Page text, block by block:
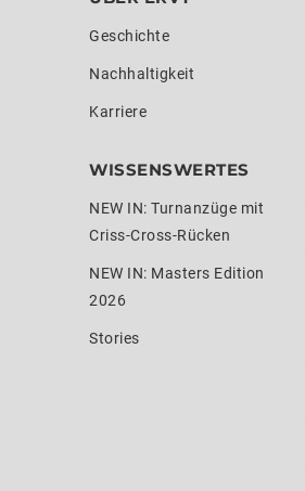
Geschichte
Nachhaltigkeit
Karriere
WISSENSWERTES
NEW IN: Turnanzüge mit
Criss-Cross-Rücken
NEW IN: Masters Edition
2026
Stories